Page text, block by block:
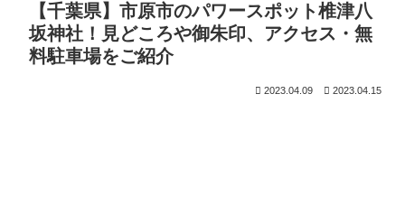
【千葉県】市原市のパワースポット椎津八
坂神社！見どころや御朱印、アクセス・無
料駐車場をご紹介
2023.04.09 2023.04.15